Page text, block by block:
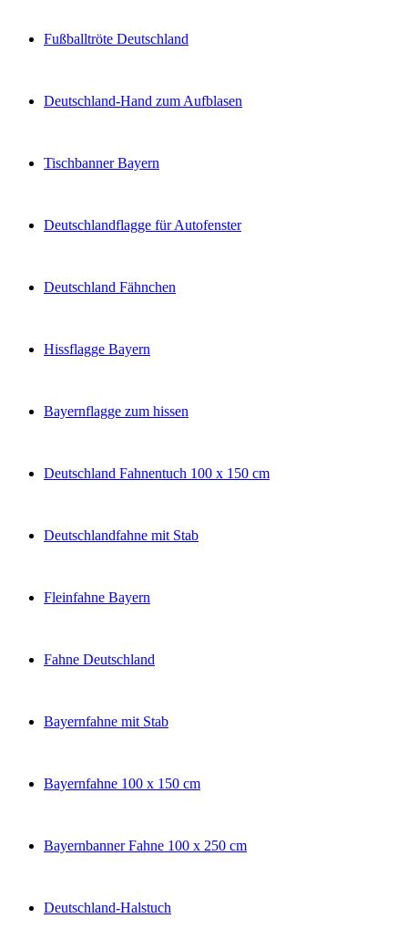
Fußballtröte Deutschland
Deutschland-Hand zum Aufblasen
Tischbanner Bayern
Deutschlandflagge für Autofenster
Deutschland Fähnchen
Hissflagge Bayern
Bayernflagge zum hissen
Deutschland Fahnentuch 100 x 150 cm
Deutschlandfahne mit Stab
Fleinfahne Bayern
Fahne Deutschland
Bayernfahne mit Stab
Bayernfahne 100 x 150 cm
Bayernbanner Fahne 100 x 250 cm
Deutschland-Halstuch